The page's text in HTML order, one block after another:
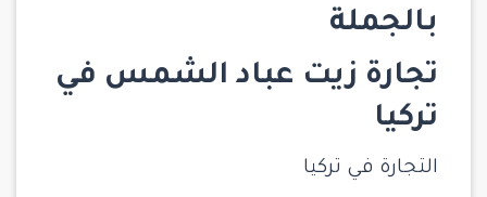
بالجملة
تجارة زيت عباد الشمس في
تركيا
التجارة في تركيا